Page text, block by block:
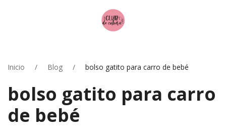
Inicio Blog bolso gatito para carro de bebé
bolso gatito para carro
de bebé